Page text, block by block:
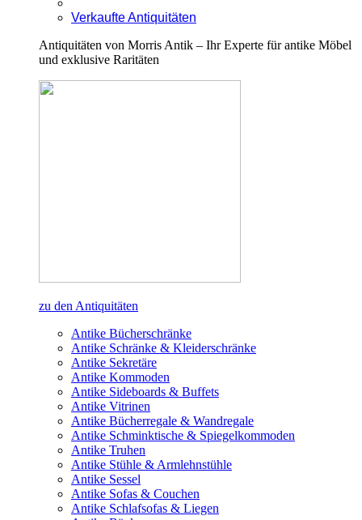
Verkaufte Antiquitäten
Antiquitäten von Morris Antik – Ihr Experte für antike Möbel
und exklusive Raritäten
zu den Antiquitäten
Antike Bücherschränke
Antike Schränke & Kleiderschränke
Antike Sekretäre
Antike Kommoden
Antike Sideboards & Buffets
Antike Vitrinen
Antike Bücherregale & Wandregale
Antike Schminktische & Spiegelkommoden
Antike Truhen
Antike Stühle & Armlehnstühle
Antike Sessel
Antike Sofas & Couchen
Antike Schlafsofas & Liegen